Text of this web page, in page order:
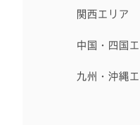
関西エリア
中国・四国
九州・沖縄